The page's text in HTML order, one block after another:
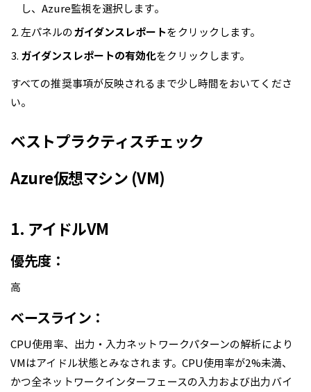
し、Azure監視を選択します。
左パネルのガイダンスレポートをクリックします。
ガイダンスレポートの有効化をクリックします。
すべての推奨事項が反映されるまで少し時間をおいてくださ
い。
ベストプラクティスチェック
Azure仮想マシン (VM)
1. アイドルVM
優先度：
高
ベースライン：
CPU使用率、出力・入力ネットワークパターンの解析により
VMはアイドル状態とみなされます。CPU使用率が2%未満、
かつ全ネットワークインターフェースの入力および出力バイ